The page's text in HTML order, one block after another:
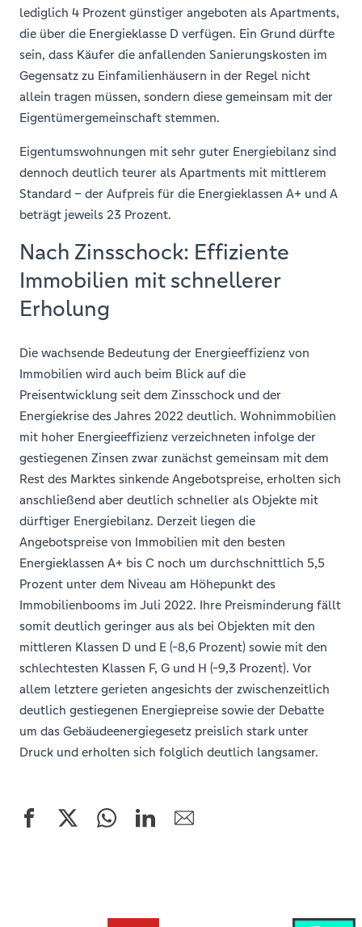
lediglich 4 Prozent günstiger angeboten als Apartments,
die über die Energieklasse D verfügen. Ein Grund dürfte
sein, dass Käufer die anfallenden Sanierungskosten im
Gegensatz zu Einfamilienhäusern in der Regel nicht
allein tragen müssen, sondern diese gemeinsam mit der
Eigentümergemeinschaft stemmen.
Eigentumswohnungen mit sehr guter Energiebilanz sind
dennoch deutlich teurer als Apartments mit mittlerem
Standard – der Aufpreis für die Energieklassen A+ und A
beträgt jeweils 23 Prozent.
Nach Zinsschock: Effiziente
Immobilien mit schnellerer
Erholung
Die wachsende Bedeutung der Energieeffizienz von
Immobilien wird auch beim Blick auf die
Preisentwicklung seit dem Zinsschock und der
Energiekrise des Jahres 2022 deutlich. Wohnimmobilien
mit hoher Energieeffizienz verzeichneten infolge der
gestiegenen Zinsen zwar zunächst gemeinsam mit dem
Rest des Marktes sinkende Angebotspreise, erholten sich
anschließend aber deutlich schneller als Objekte mit
dürftiger Energiebilanz. Derzeit liegen die
Angebotspreise von Immobilien mit den besten
Energieklassen A+ bis C noch um durchschnittlich 5,5
Prozent unter dem Niveau am Höhepunkt des
Immobilienbooms im Juli 2022. Ihre Preisminderung fällt
somit deutlich geringer aus als bei Objekten mit den
mittleren Klassen D und E (-8,6 Prozent) sowie mit den
schlechtesten Klassen F, G und H (-9,3 Prozent). Vor
allem letztere gerieten angesichts der zwischenzeitlich
deutlich gestiegenen Energiepreise sowie der Debatte
um das Gebäudeenergiegesetz preislich stark unter
Druck und erholten sich folglich deutlich langsamer.